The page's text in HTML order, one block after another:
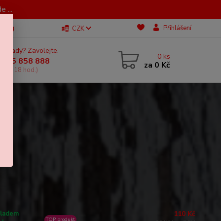
...
Blog CZK Přihlášení
si rady? Zavolejte.
605 858 888
11-18 hod.)
0 ks
za 0 Kč
TOP produkt
110 Kč